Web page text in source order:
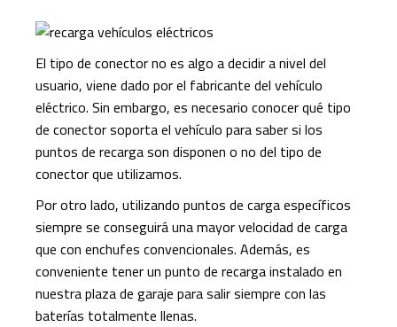
El tipo de conector no es algo a decidir a nivel del
usuario, viene dado por el fabricante del vehículo
eléctrico. Sin embargo, es necesario conocer qué tipo
de conector soporta el vehículo para saber si los
puntos de recarga son disponen o no del tipo de
conector que utilizamos.
Por otro lado, utilizando puntos de carga específicos
siempre se conseguirá una mayor velocidad de carga
que con enchufes convencionales. Además, es
conveniente tener un punto de recarga instalado en
nuestra plaza de garaje para salir siempre con las
baterías totalmente llenas.